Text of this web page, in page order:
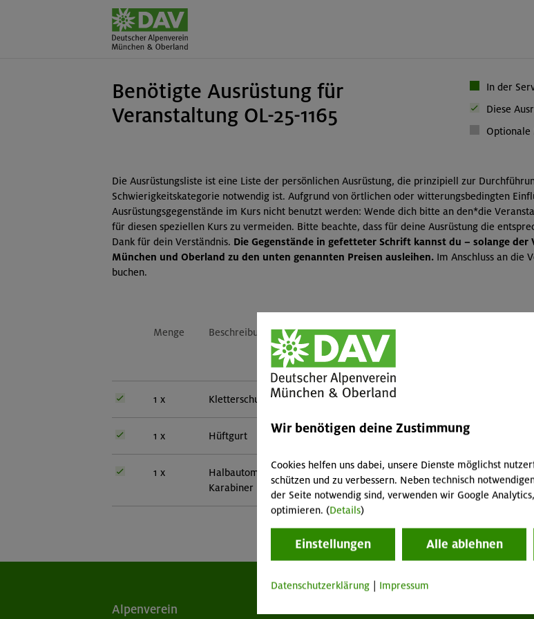
Benötigte Ausrüstung für
Veranstaltung OL-25-1165
In der
Diese
Die Ausrüstungsliste ist eine Liste der persönlichen Ausrüstung, die prinzipiell zur
Schwierigkeitskategorie notwendig ist. Aufgrund von örtlichen oder witterungsbedingten
Ausrüstungsgegenstände im Kurs nicht benutzt werden: Wende dich bitte an den*die
für diesen speziellen Kurs zu vermeiden. Bitte beachte, dass für deine Ausrüstung die
Dank für dein Verständnis. Die Gegenstände in gefetteter Schrift kannst du – solange
München und Oberland zu den unten genannten Preisen ausleihen. Im Anschluss an die
buchen.
Menge Beschreibung
Mitglieder
München &
1 x Kletterschuhe -
1 x Hüftgurt - -
1 x
Halbautomat mit zugehörigen
Karabiner Empfohlen: Ergo Belay
- -
Alpenverein
Wir benötigen deine Zustimmung
Cookies helfen uns dabei, unsere Dienste möglichst
schützen und zu verbessern. Neben technisch
der Seite notwendig sind, verwenden wir Google
optimieren. (Details)
Einstellungen Alle ablehnen
Datenschutzerklärung Impressum